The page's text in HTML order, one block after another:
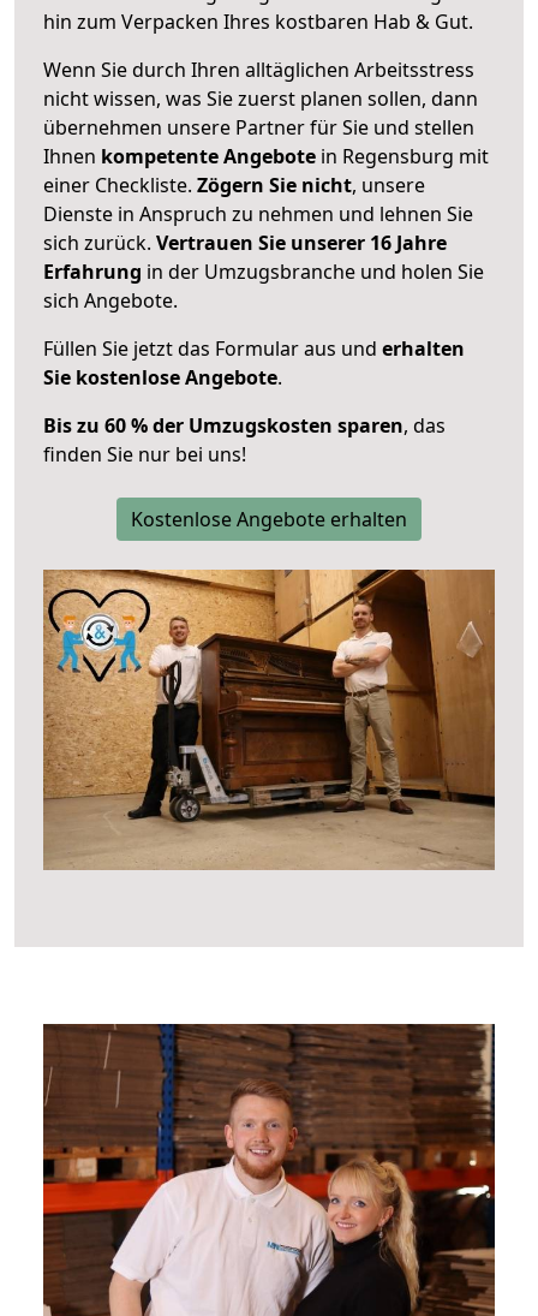
hin zum Verpacken Ihres kostbaren Hab & Gut.
Wenn Sie durch Ihren alltäglichen Arbeitsstress
nicht wissen, was Sie zuerst planen sollen, dann
übernehmen unsere Partner für Sie und stellen
Ihnen kompetente Angebote in Regensburg mit
einer Checkliste. Zögern Sie nicht, unsere
Dienste in Anspruch zu nehmen und lehnen Sie
sich zurück. Vertrauen Sie unserer 16 Jahre
Erfahrung in der Umzugsbranche und holen Sie
sich Angebote.
Füllen Sie jetzt das Formular aus und erhalten
Sie kostenlose Angebote.
Bis zu 60 % der Umzugskosten sparen, das
finden Sie nur bei uns!
Kostenlose Angebote erhalten